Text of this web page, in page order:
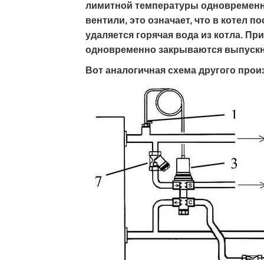
лимитной температуры
вентили, это означает, что в котел
удаляется горячая вода из котла.
одновременно закрываются
Вот аналогичная схема другого